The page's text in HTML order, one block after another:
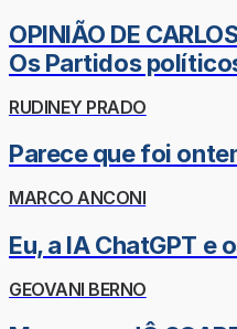
OPINIÃO DE
Os Partidos
RUDINEY PRADO
Parece que foi
MARCO ANCONI
Eu, a IA ChatGPT e
GEOVANI BERNO